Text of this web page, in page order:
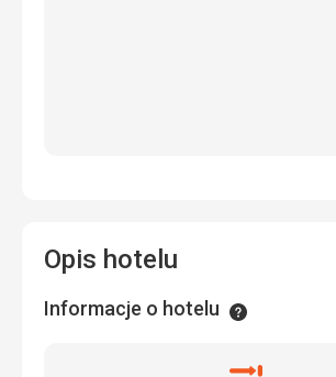
Opis hotelu
Informacje o hotelu Informacje